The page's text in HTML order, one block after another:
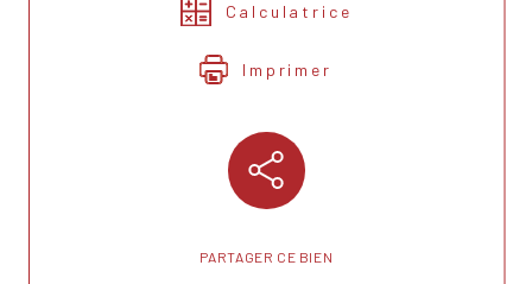
Calculatrice
Imprimer
PARTAGER CE BIEN